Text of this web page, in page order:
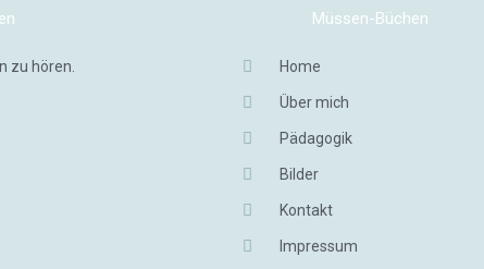
zu hören. Home
Über mich
Pädagogik
Bilder
Kontakt
Impressum